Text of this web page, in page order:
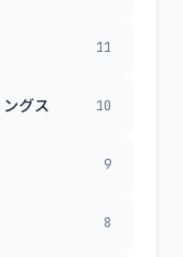
11
グス 10
9
8